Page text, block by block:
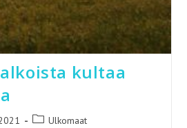
kultaa
Artikkelin
Ulkomaat